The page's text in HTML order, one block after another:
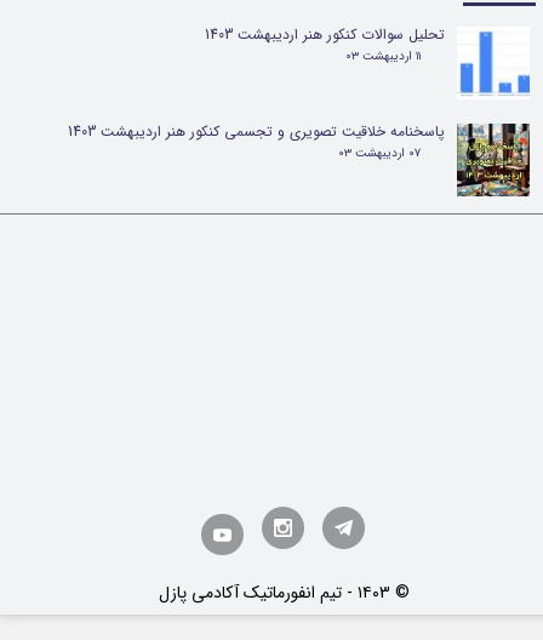
تحلیل سوالات کنکور هنر اردیبهشت 1403
۱۱ اردیبهشت ۰۳
پاسخنامه خلاقیت تصویری و تجسمی کنکور هنر اردیبهشت 1403
۰۷ اردیبهشت ۰۳
​© ۱۴۰3 - تیم انفورماتیک آکادمی پازل